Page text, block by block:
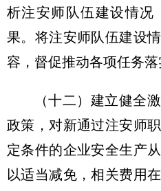
析注安师队伍建设情况
果。将注安师队伍建设
容，督促推动各项任务落
（十二）建立健全
政策，对新通过注安师
定条件的企业安全生产
以适当减免，相关费用